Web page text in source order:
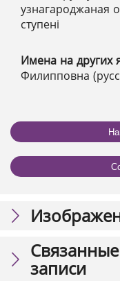
узнагароджаная
ступені
Имена на других
Филипповна
Связанные
записи